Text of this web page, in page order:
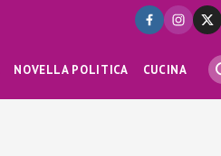
NOVELLA POLITICA CUCINA